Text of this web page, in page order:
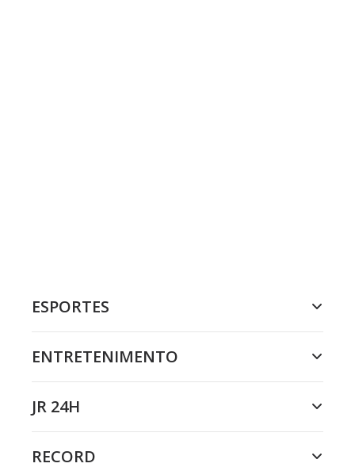
ESPORTES
ENTRETENIMENTO
JR 24H
RECORD